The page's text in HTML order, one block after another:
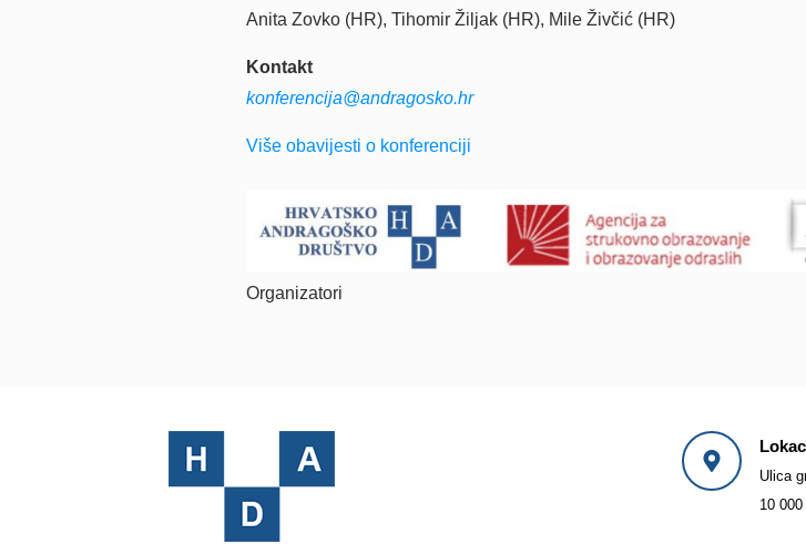
Anita Zovko (HR), Tihomir Žiljak (HR), Mile Živčić (HR)
Kontakt
konferencija@andragosko.hr
Više obavijesti o konferenciji
Organizatori
Ulica
10